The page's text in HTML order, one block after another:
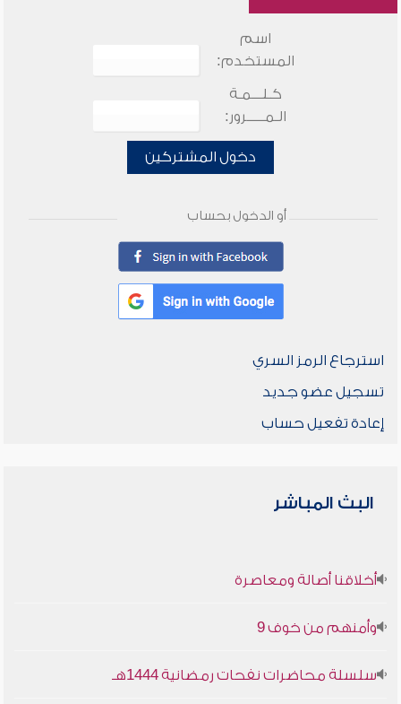
اسم
المستخدم:
كـلـــمـة
الـمـــــرور:
دخول المشتركين
أو الدخول بحساب
استرجاع الرمز السري
تسجيل عضو جديد
إعادة تفعيل حساب
البث المباشر
أخلاقنا أصالة ومعاصرة
وأمنهم من خوف 9
سلسلة محاضرات نفحات رمضانية 1444هـ